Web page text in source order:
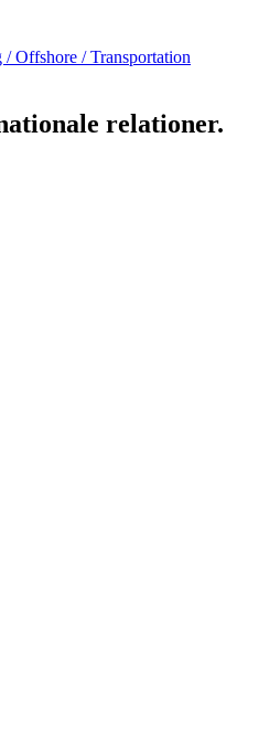
/ Offshore / Transportation
relationer.